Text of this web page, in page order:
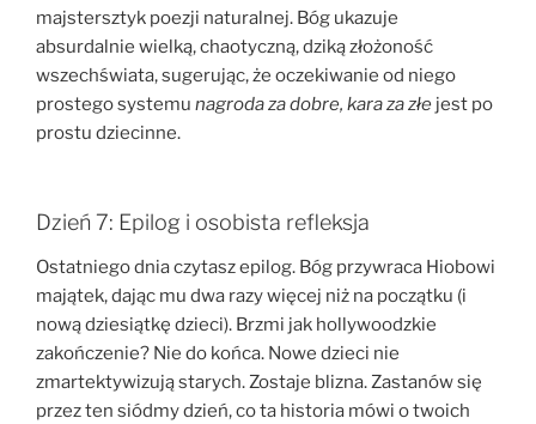
majstersztyk poezji naturalnej. Bóg ukazuje
absurdalnie wielką, chaotyczną, dziką złożoność
wszechświata, sugerując, że oczekiwanie od niego
prostego systemu nagroda za dobre, kara za złe jest po
prostu dziecinne.
Dzień 7: Epilog i osobista refleksja
Ostatniego dnia czytasz epilog. Bóg przywraca Hiobowi
majątek, dając mu dwa razy więcej niż na początku (i
nową dziesiątkę dzieci). Brzmi jak hollywoodzkie
zakończenie? Nie do końca. Nowe dzieci nie
zmartektywizują starych. Zostaje blizna. Zastanów się
przez ten siódmy dzień, co ta historia mówi o twoich